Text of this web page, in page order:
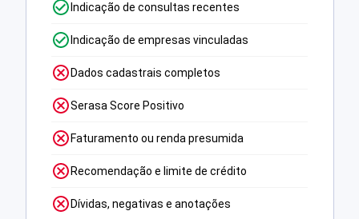
Indicação de consultas recentes
Indicação de empresas vinculadas
Dados cadastrais completos
Serasa Score Positivo
Faturamento ou renda presumida
Recomendação e limite de crédito
Dívidas, negativas e anotações